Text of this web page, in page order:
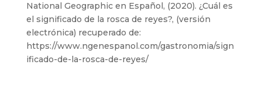
National Geographic en Español, (2020). ¿Cuál es
el significado de la rosca de reyes?, (versión
electrónica) recuperado de:
https://www.ngenespanol.com/gastronomia/sign
ificado-de-la-rosca-de-reyes/